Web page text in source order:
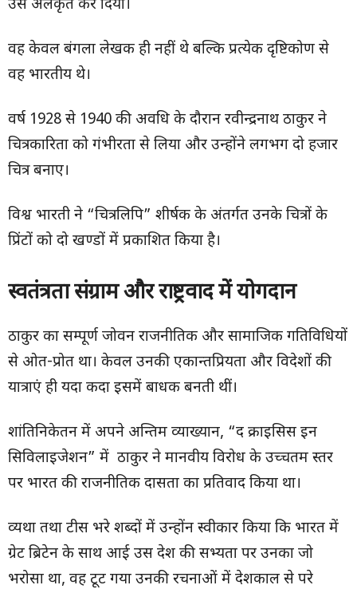
उसे अलंकृत कर दिया।
वह केवल बंगला लेखक ही नहीं थे बल्कि प्रत्येक दृष्टिकोण से
वह भारतीय थे।
वर्ष 1928 से 1940 की अवधि के दौरान रवीन्द्रनाथ ठाकुर ने
चित्रकारिता को गंभीरता से लिया और उन्होंने लगभग दो हजार
चित्र बनाए।
विश्व भारती ने “चित्रलिपि” शीर्षक के अंतर्गत उनके चित्रों के
प्रिंटों को दो खण्डों में प्रकाशित किया है।
स्वतंत्रता संग्राम और राष्ट्रवाद में योगदान
ठाकुर का सम्पूर्ण जोवन राजनीतिक और सामाजिक गतिविधियों
से ओत-प्रोत था। केवल उनकी एकान्तप्रियता और विदेशों की
यात्राएं ही यदा कदा इसमें बाधक बनती थीं।
शांतिनिकेतन में अपने अन्तिम व्याख्यान, “द क्राइसिस इन
सिविलाइजेशन” में ठाकुर ने मानवीय विरोध के उच्चतम स्तर
पर भारत की राजनीतिक दासता का प्रतिवाद किया था।
व्यथा तथा टीस भरे शब्दों में उन्होंन स्वीकार किया कि भारत में
ग्रेट ब्रिटेन के साथ आई उस देश की सभ्यता पर उनका जो
भरोसा था, वह टूट गया उनकी रचनाओं में देशकाल से परे